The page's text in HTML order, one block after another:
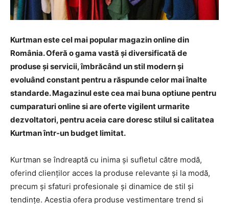
Kurtman este cel mai popular magazin online din
România. Oferă o gama vastă și diversificată de
produse și servicii, îmbrăcând un stil modern și
evoluând constant pentru a răspunde celor mai înalte
standarde. Magazinul este cea mai buna optiune pentru
cumparaturi online si are oferte vigilent urmarite
dezvoltatori, pentru aceia care doresc stilul si calitatea
Kurtman într-un budget limitat.
Kurtman se îndreaptă cu inima și sufletul către modă,
oferind clienților acces la produse relevante și la modă,
precum și sfaturi profesionale și dinamice de stil și
tendințe. Acestia ofera produse vestimentare trend si